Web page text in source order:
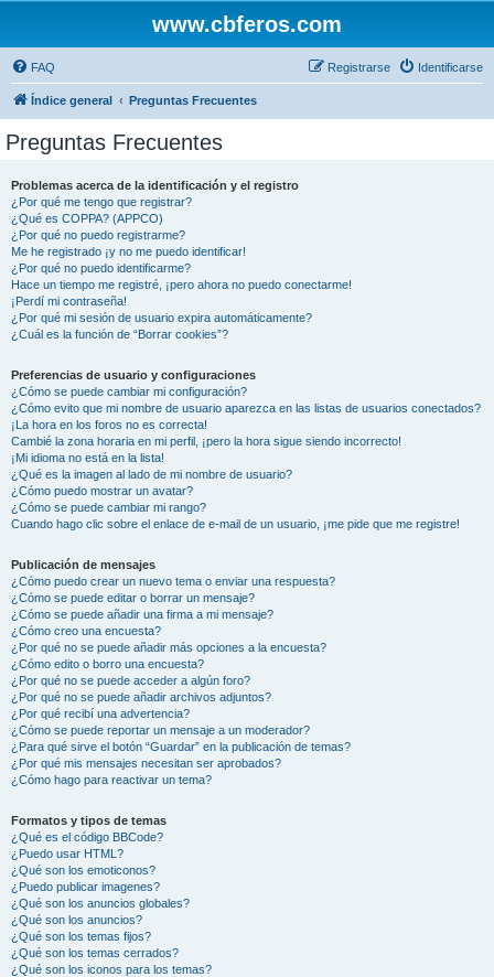
www.cbferos.com
FAQ Identificarse
Registrarse
Índice general Preguntas Frecuentes
Preguntas Frecuentes
Problemas acerca de la identificación y el registro
¿Por qué me tengo que registrar?
¿Qué es COPPA? (APPCO)
¿Por qué no puedo registrarme?
Me he registrado ¡y no me puedo identificar!
¿Por qué no puedo identificarme?
Hace un tiempo me registré, ¡pero ahora no puedo conectarme!
¡Perdí mi contraseña!
¿Por qué mi sesión de usuario expira automáticamente?
¿Cuál es la función de “Borrar cookies”?
Preferencias de usuario y configuraciones
¿Cómo se puede cambiar mi configuración?
¿Cómo evito que mi nombre de usuario aparezca en las listas de usuarios conectados?
¡La hora en los foros no es correcta!
Cambié la zona horaria en mi perfil, ¡pero la hora sigue siendo incorrecto!
¡Mi idioma no está en la lista!
¿Qué es la imagen al lado de mi nombre de usuario?
¿Cómo puedo mostrar un avatar?
¿Cómo se puede cambiar mi rango?
Cuando hago clic sobre el enlace de e-mail de un usuario, ¡me pide que me registre!
Publicación de mensajes
¿Cómo puedo crear un nuevo tema o enviar una respuesta?
¿Cómo se puede editar o borrar un mensaje?
¿Cómo se puede añadir una firma a mi mensaje?
¿Cómo creo una encuesta?
¿Por qué no se puede añadir más opciones a la encuesta?
¿Cómo edito o borro una encuesta?
¿Por qué no se puede acceder a algún foro?
¿Por qué no se puede añadir archivos adjuntos?
¿Por qué recibí una advertencia?
¿Cómo se puede reportar un mensaje a un moderador?
¿Para qué sirve el botón “Guardar” en la publicación de temas?
¿Por qué mis mensajes necesitan ser aprobados?
¿Cómo hago para reactivar un tema?
Formatos y tipos de temas
¿Qué es el código BBCode?
¿Puedo usar HTML?
¿Qué son los emoticonos?
¿Puedo publicar imagenes?
¿Qué son los anuncios globales?
¿Qué son los anuncios?
¿Qué son los temas fijos?
¿Qué son los temas cerrados?
¿Qué son los iconos para los temas?